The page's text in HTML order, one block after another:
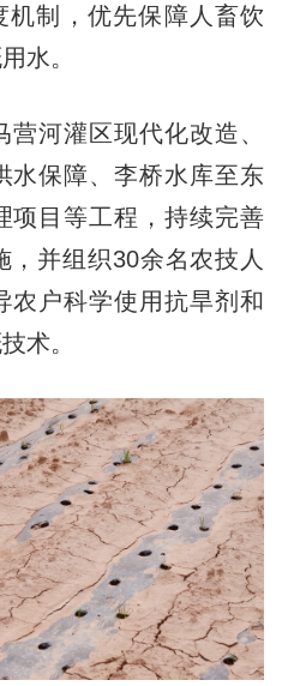
机制，优先保障人畜饮
水。
河灌区现代化改造、
水保障、李桥水库至东
项目等工程，持续完善
并组织30余名农技人
农户科学使用抗旱剂和
术。